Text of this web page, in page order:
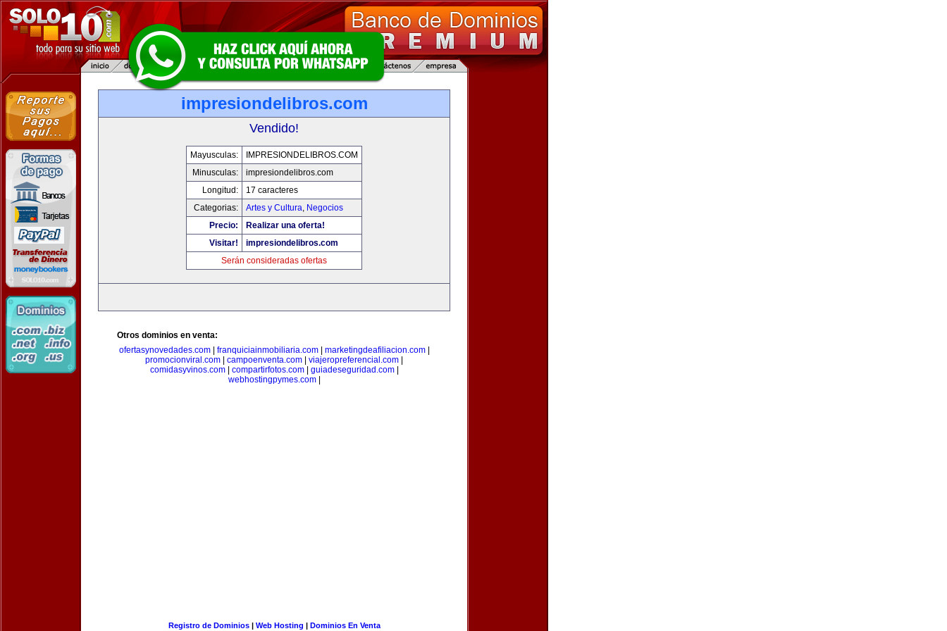
impresiondelibros.com
Vendido!
Mayusculas:
IMPRESIONDELIBROS.COM
Minusculas:
impresiondelibros.com
Longitud:
17 caracteres
Categorias:
Artes y Cultura, Negocios
Precio:
Realizar una oferta!
Visitar!
impresiondelibros.com
Serán consideradas ofertas
Otros dominios en venta:
ofertasynovedades.com| franquiciainmobiliaria.com| marketingdeafiliacion.com|
promocionviral.com
campoenventa.com viajeropreferencial.com
comidasyvinos.com| compartirfotos.com| guiadeseguridad.com|
webhostingpymes.com|
Registro de Dominios| Web Hosting | Dominios En Venta